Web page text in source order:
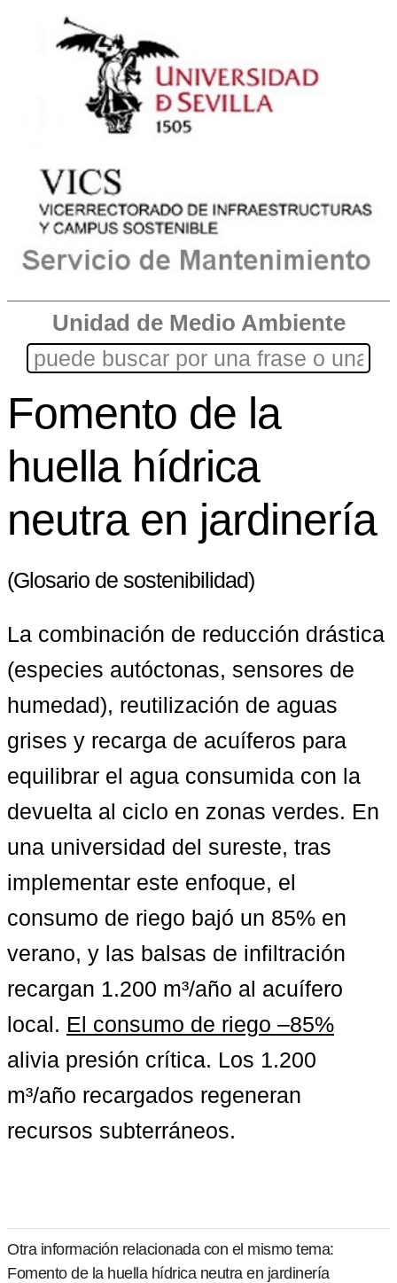
Unidad de Medio Ambiente
Fomento de la
huella hídrica
neutra en jardinería
(Glosario de sostenibilidad)
La combinación de reducción drástica
(especies autóctonas, sensores de
humedad), reutilización de aguas
grises y recarga de acuíferos para
equilibrar el agua consumida con la
devuelta al ciclo en zonas verdes. En
una universidad del sureste, tras
implementar este enfoque, el
consumo de riego bajó un 85% en
verano, y las balsas de infiltración
recargan 1.200 m³/año al acuífero
local. El consumo de riego –85%
alivia presión crítica. Los 1.200
m³/año recargados regeneran
recursos subterráneos.
Otra información relacionada con el mismo tema:
Fomento de la huella hídrica neutra en jardinería